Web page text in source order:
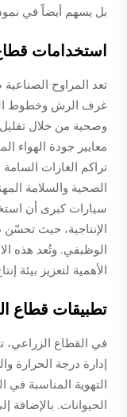
بل يسهم أيضاً في
استخدامات
تعد المراوح
غرف الرش وخطوط
وصحية من خلال
معايير جودة الهواء
تراكم الغازات
الصحية والسلامة
سيارات كبرى أن
الإنتاجية، حيث
الوظيفي. وتُعد هذه
الأهمية لتعزيز بيئة
تطبيقات قطاع
في القطاع الزراعي،
إدارة درجة الحرارة
التهوية المناسبة في
الحيوانات. بالإضافة